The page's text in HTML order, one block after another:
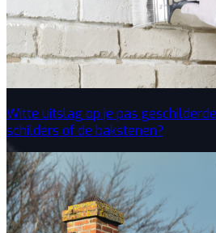
Witte uitslag op je pas
schilders of de bakstenen?